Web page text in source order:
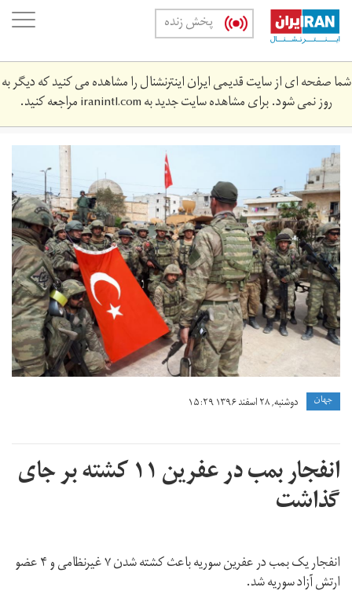
Skip
main
content
پخش زنده
شما صفحه ای از سایت قدیمی ایران اینترنشنال را مشاهده می کنید که دیگر به
روز نمی شود. برای مشاهده سایت جدید بهiranintl.comمراجعه کنید.
resimid_32630963.jpg
جهان دوشنبه, ۲۸ اسفند ۱۳۹۶ ۱۵:۲۹
انفجار بمب در عفرین ۱۱ کشته بر جای
گذاشت
انفجار یک بمب در عفرین سوریه باعث کشته شدن ۷ غیرنظامی و ۴ عضو
ارتش آزاد سوریه شد.